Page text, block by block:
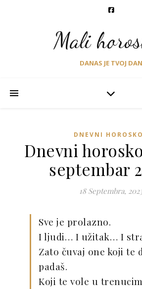
Mali
DANAS JE TVOJ DAN
DNEVNI
Dnevni
septembar
18 Septembra,
Sve je prolazno.
I ljudi… I užitak… I
Zato čuvaj one koji te
padaš.
Koji te vole u